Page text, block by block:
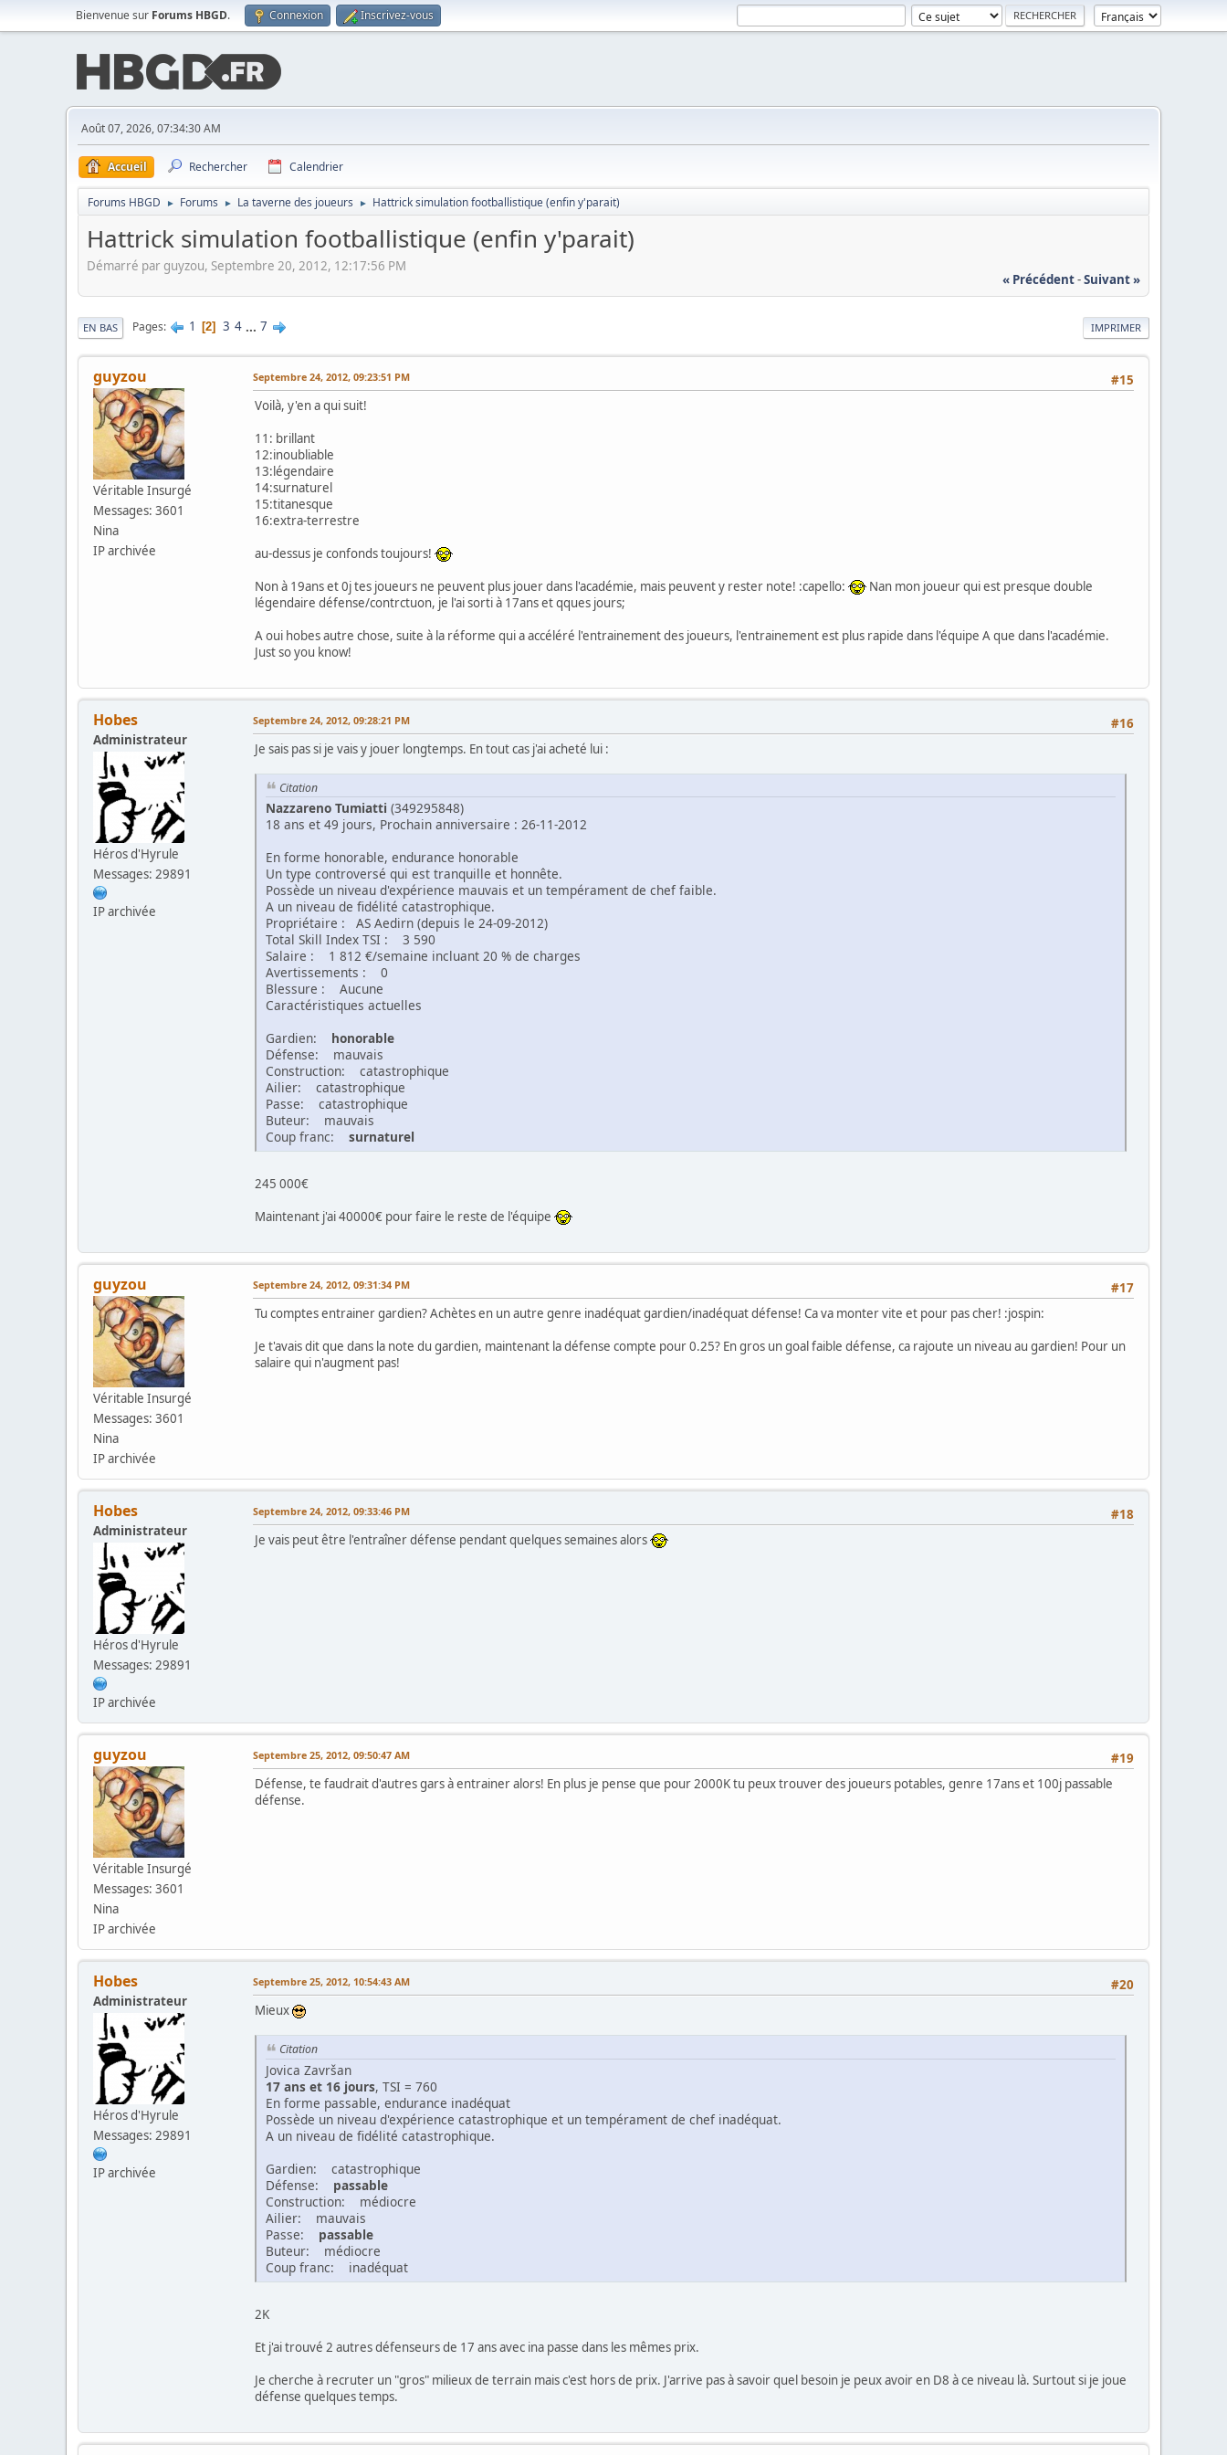
Bienvenue sur Forums HBGD. Connexion Inscrivez-vous
Août 07, 2026, 07:34:30 AM
Accueil Rechercher Calendrier
Forums HBGD ► Forums ► La taverne des joueurs ► Hattrick simulation footballistique (enfin y'parait)
Hattrick simulation footballistique (enfin y'parait)
Démarré par guyzou, Septembre 20, 2012, 12:17:56 PM
« Précédent-Suivant »
IMPRIMER
EN BAS Pages 1 2 3 4 ... 7
guyzou
Véritable Insurgé
Messages: 3601
Nina
IP archivée
#15
Septembre 24, 2012, 09:23:51 PM
Voilà, y'en a qui suit!
11: brillant
12:inoubliable
13:légendaire
14:surnaturel
15:titanesque
16:extra-terrestre
au-dessus je confonds toujours!
Non à 19ans et 0j tes joueurs ne peuvent plus jouer dans l'académie, mais peuvent y rester note! :capello:
Nan mon joueur qui est presque double
légendaire défense/contrctuon, je l'ai sorti à 17ans et qques jours;
A oui hobes autre chose, suite à la réforme qui a accéléré l'entrainement des joueurs, l'entrainement est plus rapide dans l'équipe A que dans l'académie.
Just so you know!
Hobes
Administrateur
Héros d'Hyrule
Messages: 29891
IP archivée
#16
Septembre 24, 2012, 09:28:21 PM
Je sais pas si je vais y jouer longtemps. En tout cas j'ai acheté lui :
Citation
Nazzareno Tumiatti (349295848)
18 ans et 49 jours, Prochain anniversaire : 26-11-2012
En forme honorable, endurance honorable
Un type controversé qui est tranquille et honnête.
Possède un niveau d'expérience mauvais et un tempérament de chef faible.
A un niveau de fidélité catastrophique.
Propriétaire : AS Aedirn (depuis le 24-09-2012)
Total Skill Index TSI : 3 590
Salaire : 1 812 €/semaine incluant 20 % de charges
Avertissements : 0
Blessure : Aucune
Caractéristiques actuelles
Gardien: honorable
Défense: mauvais
Construction: catastrophique
Ailier: catastrophique
Passe: catastrophique
Buteur: mauvais
Coup franc: surnaturel
245 000€
Maintenant j'ai 40000€ pour faire le reste de l'équipe
guyzou
Véritable Insurgé
Messages: 3601
Nina
IP archivée
#17
Septembre 24, 2012, 09:31:34 PM
Tu comptes entrainer gardien? Achètes en un autre genre inadéquat gardien/inadéquat défense! Ca va monter vite et pour pas cher! :jospin:
Je t'avais dit que dans la note du gardien, maintenant la défense compte pour 0.25? En gros un goal faible défense, ca rajoute un niveau au gardien! Pour un
salaire qui n'augment pas!
Hobes
Administrateur
Héros d'Hyrule
Messages: 29891
IP archivée
#18
Septembre 24, 2012, 09:33:46 PM
Je vais peut être l'entraîner défense pendant quelques semaines alors
guyzou
Véritable Insurgé
Messages: 3601
Nina
IP archivée
#19
Septembre 25, 2012, 09:50:47 AM
Défense, te faudrait d'autres gars à entrainer alors! En plus je pense que pour 2000K tu peux trouver des joueurs potables, genre 17ans et 100j passable
défense.
Hobes
Administrateur
Héros d'Hyrule
Messages: 29891
IP archivée
#20
Septembre 25, 2012, 10:54:43 AM
Mieux
Citation
Jovica Završan
17 ans et 16 jours, TSI = 760
En forme passable, endurance inadéquat
Possède un niveau d'expérience catastrophique et un tempérament de chef inadéquat.
A un niveau de fidélité catastrophique.
Gardien: catastrophique
Défense: passable
Construction: médiocre
Ailier: mauvais
Passe: passable
Buteur: médiocre
Coup franc: inadéquat
2K
Et j'ai trouvé 2 autres défenseurs de 17 ans avec ina passe dans les mêmes prix.
Je cherche à recruter un "gros" milieux de terrain mais c'est hors de prix. J'arrive pas à savoir quel besoin je peux avoir en D8 à ce niveau là. Surtout si je joue
défense quelques temps.